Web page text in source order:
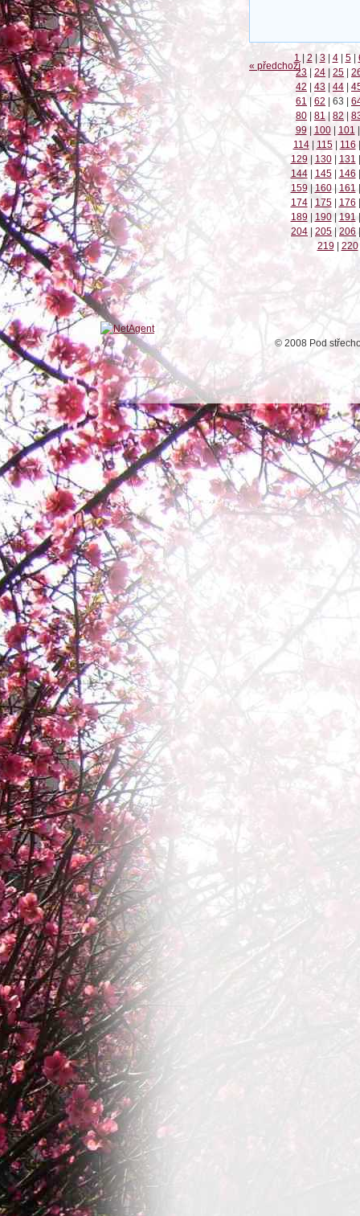
« předchozí
1 | 2 | 3 | 4 | 5 |
23 | 24 | 25 |
42 | 43 | 44 |
61 | 62 | 63 |
80 | 81 | 82 |
99 | 100 | 101 |
114 | 115 | 116 |
129 | 130 | 131 |
144 | 145 | 146 |
159 | 160 | 161 |
174 | 175 | 176 |
189 | 190 | 191 |
204 | 205 | 206 |
219 | 220
© 2008 Pod